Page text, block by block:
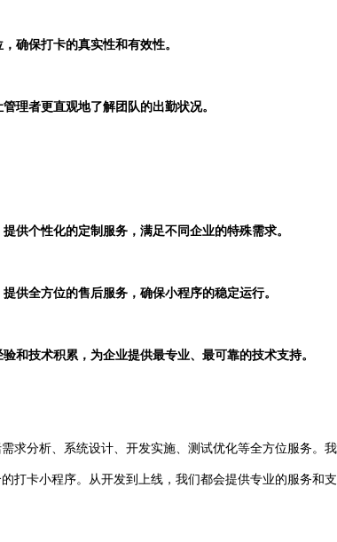
确保打卡的真实性和有效性。
理者更直观地了解团队的出勤状况。
供个性化的定制服务，满足不同企业的特殊需求。
供全方位的售后服务，确保小程序的稳定运行。
和技术积累，为企业提供最专业、最可靠的技术支持。
求分析、系统设计、开发实施、测试优化等全方位服务。
打卡小程序。从开发到上线，我们都会提供专业的服务和